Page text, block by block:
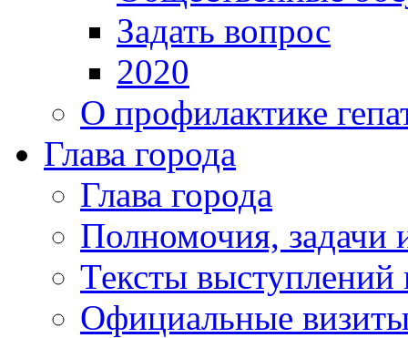
Задать вопрос
2020
О профилактике
Глава города
Глава города
Полномочия, задачи
Тексты выступлений
Официальные